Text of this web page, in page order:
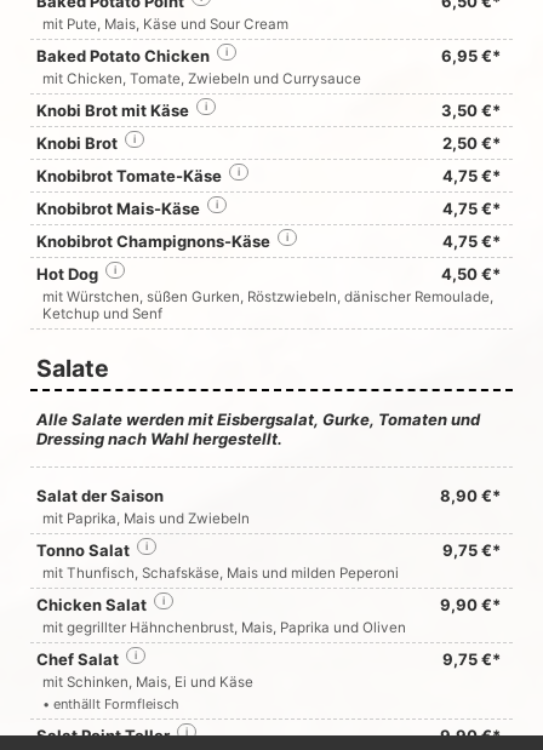
mit Pute, Mais, Käse und Sour Cream
Baked Potato Chicken 6,95 €*
i
mit Chicken, Tomate, Zwiebeln und Currysauce
Knobi Brot mit Käse 3,50 €*
i
Knobi Brot 2,50 €*
i
Knobibrot Tomate-Käse 4,75 €*
i
Knobibrot Mais-Käse 4,75 €*
i
Knobibrot Champignons-Käse 4,75 €*
i
Hot Dog 4,50 €*
i
mit Würstchen, süßen Gurken, Röstzwiebeln, dänischer Remoulade,
Ketchup und Senf
Salate
Alle Salate werden mit Eisbergsalat, Gurke, Tomaten und
Dressing nach Wahl hergestellt.
Salat der Saison 8,90 €*
mit Paprika, Mais und Zwiebeln
Tonno Salat 9,75 €*
i
mit Thunfisch, Schafskäse, Mais und milden Peperoni
Chicken Salat 9,90 €*
i
mit gegrillter Hähnchenbrust, Mais, Paprika und Oliven
Chef Salat 9,75 €*
i
mit Schinken, Mais, Ei und Käse
• enthällt Formfleisch
Salat Point Teller 9,90 €*
i